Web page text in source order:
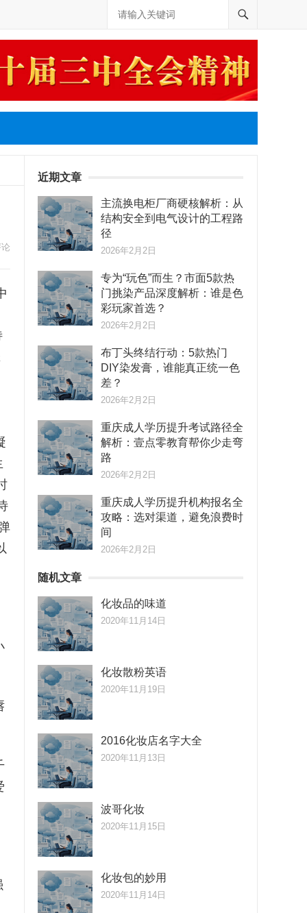
近期文章
主流换电柜厂商硬核解析：从
结构安全到电气设计的工程路
径
2026年2月2日
专为“玩色”而生？市面5款热
门挑染产品深度解析：谁是色
彩玩家首选？
2026年2月2日
布丁头终结行动：5款热门
DIY染发膏，谁能真正统一色
差？
2026年2月2日
重庆成人学历提升考试路径全
解析：壹点零教育帮你少走弯
路
2026年2月2日
重庆成人学历提升机构报名全
攻略：选对渠道，避免浪费时
间
2026年2月2日
随机文章
化妆品的味道
2020年11月14日
化妆散粉英语
2020年11月19日
2016化妆店名字大全
2020年11月13日
波哥化妆
2020年11月15日
化妆包的妙用
2020年11月14日